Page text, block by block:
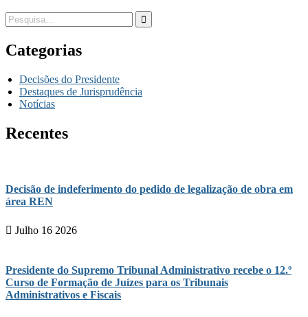
Categorias
Decisões do Presidente
Destaques de Jurisprudência
Notícias
Recentes
Decisão de indeferimento do pedido de legalização de obra em
área REN
Julho 16 2026
Presidente do Supremo Tribunal Administrativo recebe o 12.º
Curso de Formação de Juízes para os Tribunais
Administrativos e Fiscais